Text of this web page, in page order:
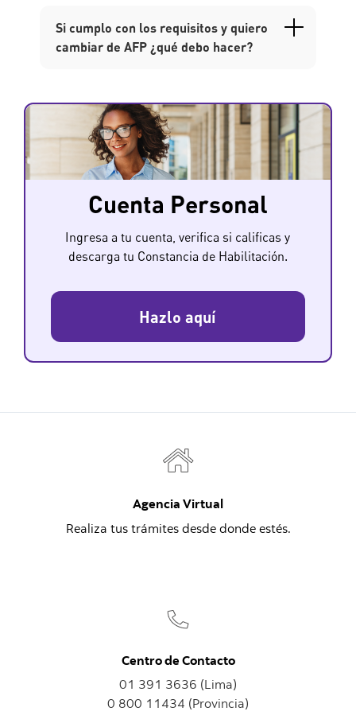
Si cumplo con los requisitos y quiero
cambiar de AFP ¿qué debo hacer?
Cuenta Personal
Ingresa a tu cuenta, verifica si calificas y
descarga tu Constancia de Habilitación.
Hazlo aquí
Agencia Virtual
Realiza tus trámites desde donde estés.
Centro de Contacto
01 391 3636 (Lima)
0 800 11434 (Provincia)